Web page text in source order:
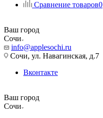
Сравнение товаров0
Ваш город
Сочи
info@applesochi.ru
Сочи, ул. Навагинская, д.7
Вконтакте
Ваш город
Сочи